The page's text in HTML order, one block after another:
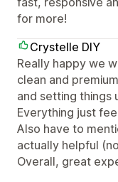
for more!
Crystelle DIY
Really happy we
clean and
and setting things
Everything just
Also have to
actually helpful
Overall, great